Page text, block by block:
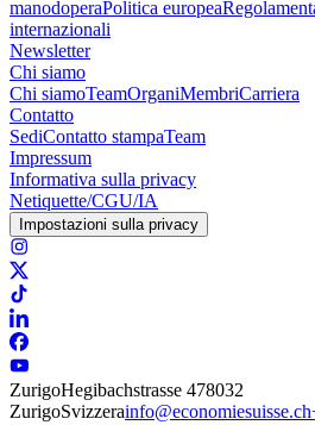
manodoperaPolitica europea
internazionali
Newsletter
Chi siamo
Chi siamoTeamOrganiMembriCarriera
Contatto
SediContatto stampaTeam
Impressum
Informativa sulla privacy
Netiquette/CGU/IA
Impostazioni sulla privacy
ZurigoHegibachstrasse 478032
ZurigoSvizzerainfo@economiesuisse.ch